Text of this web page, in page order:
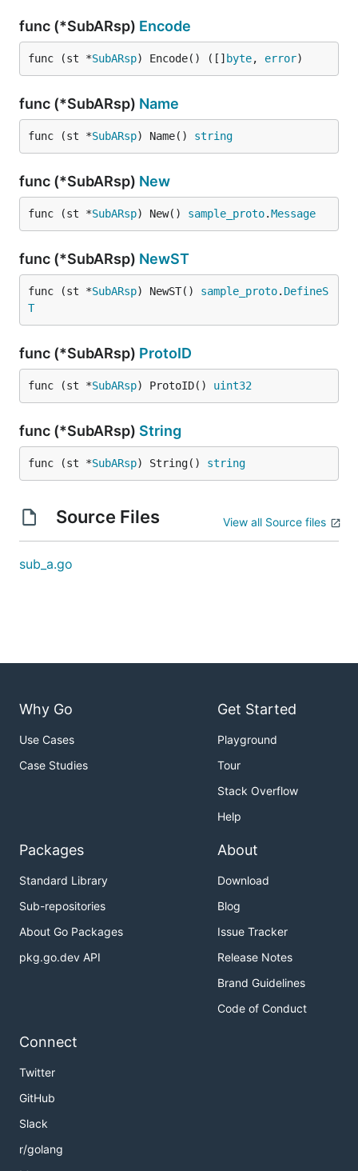
func (*SubARsp) Encode
func (st *SubARsp) Encode() ([] byte, error)
func (*SubARsp) Name
func (st *SubARsp) Name() string
func (*SubARsp) New
func (st *SubARsp) New() sample_proto.Message
func (*SubARsp) NewST
func (st *SubARsp) NewST() sample_proto. DefineS
T
func (*SubARsp) ProtoID
func (st *SubARsp) ProtoID() uint32
func (*SubARsp) String
func (st *SubARsp) String() string
Source Files View all Source files
sub_a.go
Why Go
Use Cases
Case Studies
Get Started
Playground
Tour
Stack Overflow
Help
Packages
Standard Library
Sub-repositories
About Go Packages
pkg.go.dev API
About
Download
Blog
Issue Tracker
Release Notes
Brand Guidelines
Code of Conduct
Connect
Twitter
GitHub
Slack
r/golang